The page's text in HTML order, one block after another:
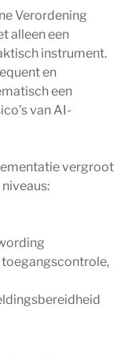
Verordening
alleen een
instrument.
en
een
van AI-
vergroot
toegangscontrole,